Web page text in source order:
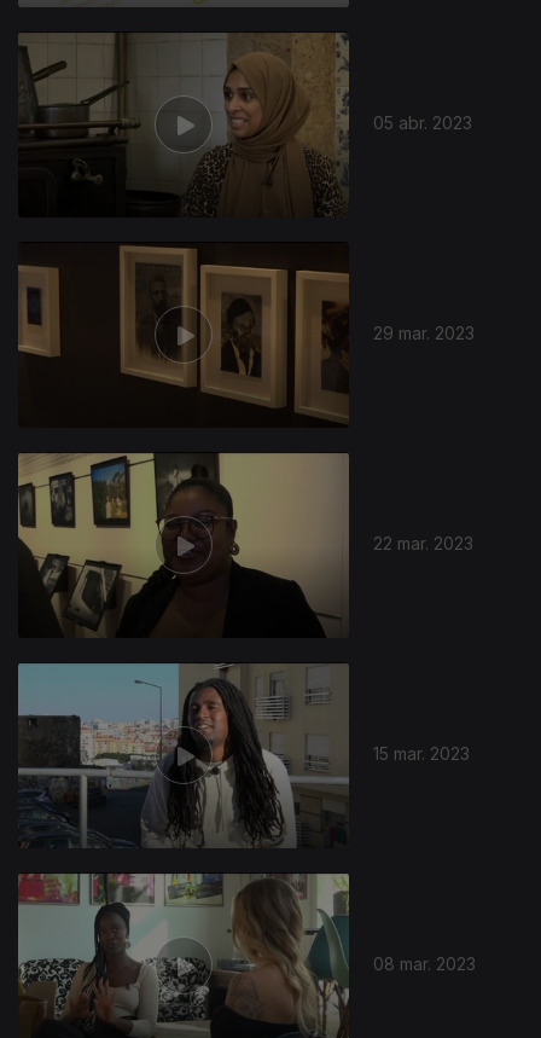
05 abr. 2023
29 mar. 2023
22 mar. 2023
15 mar. 2023
08 mar. 2023